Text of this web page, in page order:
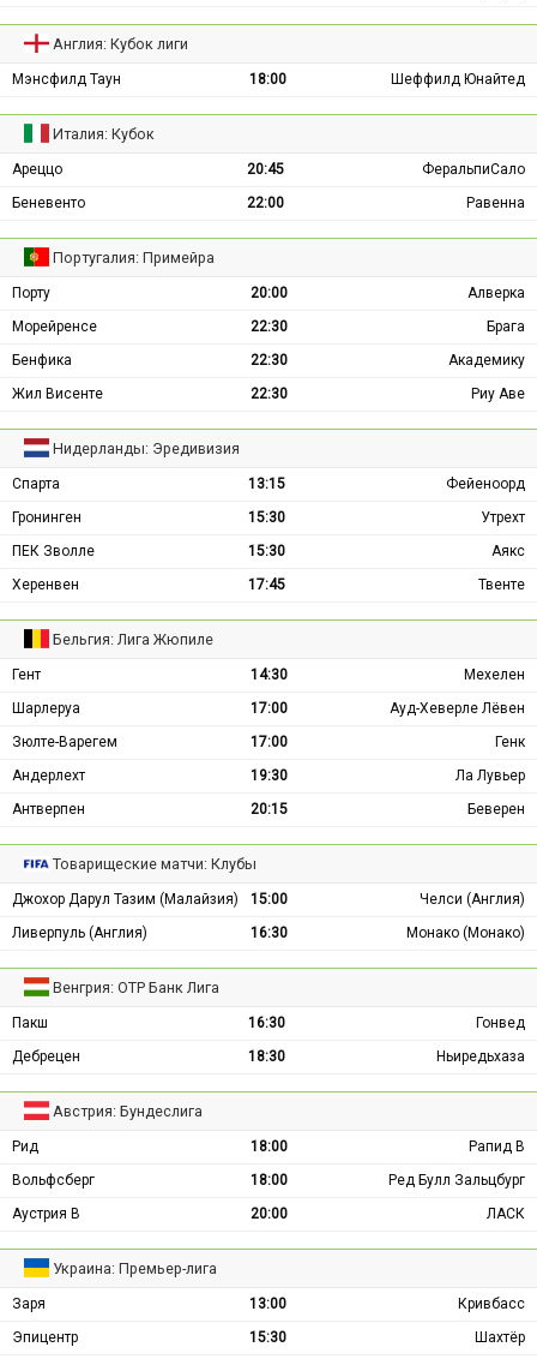
Англия: Кубок лиги
Мэнсфилд Таун 18:00 Шеффилд Юнайтед
Италия: Кубок
Ареццо 20:45
ФеральпиСало
Беневенто
22:00 Равенна
Португалия: Примейра
Порту 20:00
Алверка
Морейренсе
22:30
Брага
Бенфика
22:30
Академику
Жил Висенте
22:30 Риу Аве
Нидерланды: Эредивизия
Спарта 13:15
Фейеноорд
Гронинген
15:30
Утрехт
ПЕК Зволле
15:30
Аякс
Херенвен
17:45 Твенте
Бельгия: Лига Жюпиле
Гент 14:30
Мехелен
Шарлеруа
17:00
Ауд-Хеверле Лёвен
Зюлте-Варегем
17:00
Генк
Андерлехт
19:30
Ла Лувьер
Антверпен
20:15 Беверен
Товарищеские матчи: Клубы
Джохор Дарул Тазим (Малайзия) 15:00
Челси (Англия)
Ливерпуль (Англия)
16:30 Монако (Монако)
Венгрия: ОТР Банк Лига
Пакш 16:30
Гонвед
Дебрецен
18:30 Ньиредьхаза
Австрия: Бундеслига
Рид 18:00
Рапид В
Вольфсберг
18:00
Ред Булл Зальцбург
Аустрия В
20:00 ЛАСК
Украина: Премьер-лига
Заря 13:00
Кривбасс
Эпицентр
15:30 Шахтёр